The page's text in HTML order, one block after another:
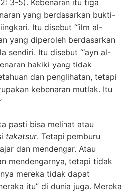
3-5). Kebenaran itu tiga
yang berdasarkan bukti-
Itu disebut “‘ilm al-
yang diperoleh berdasarkan
sendiri. Itu disebut “‘ayn al-
hakiki yang tidak
dan penglihatan, tetapi
kebenaran mutlak. Itu
pasti bisa melihat atau
takatsur. Tetapi pemburu
dan mendengar. Atau
mendengarnya, tetapi tidak
mereka tidak dapat
itu” di dunia juga. Mereka